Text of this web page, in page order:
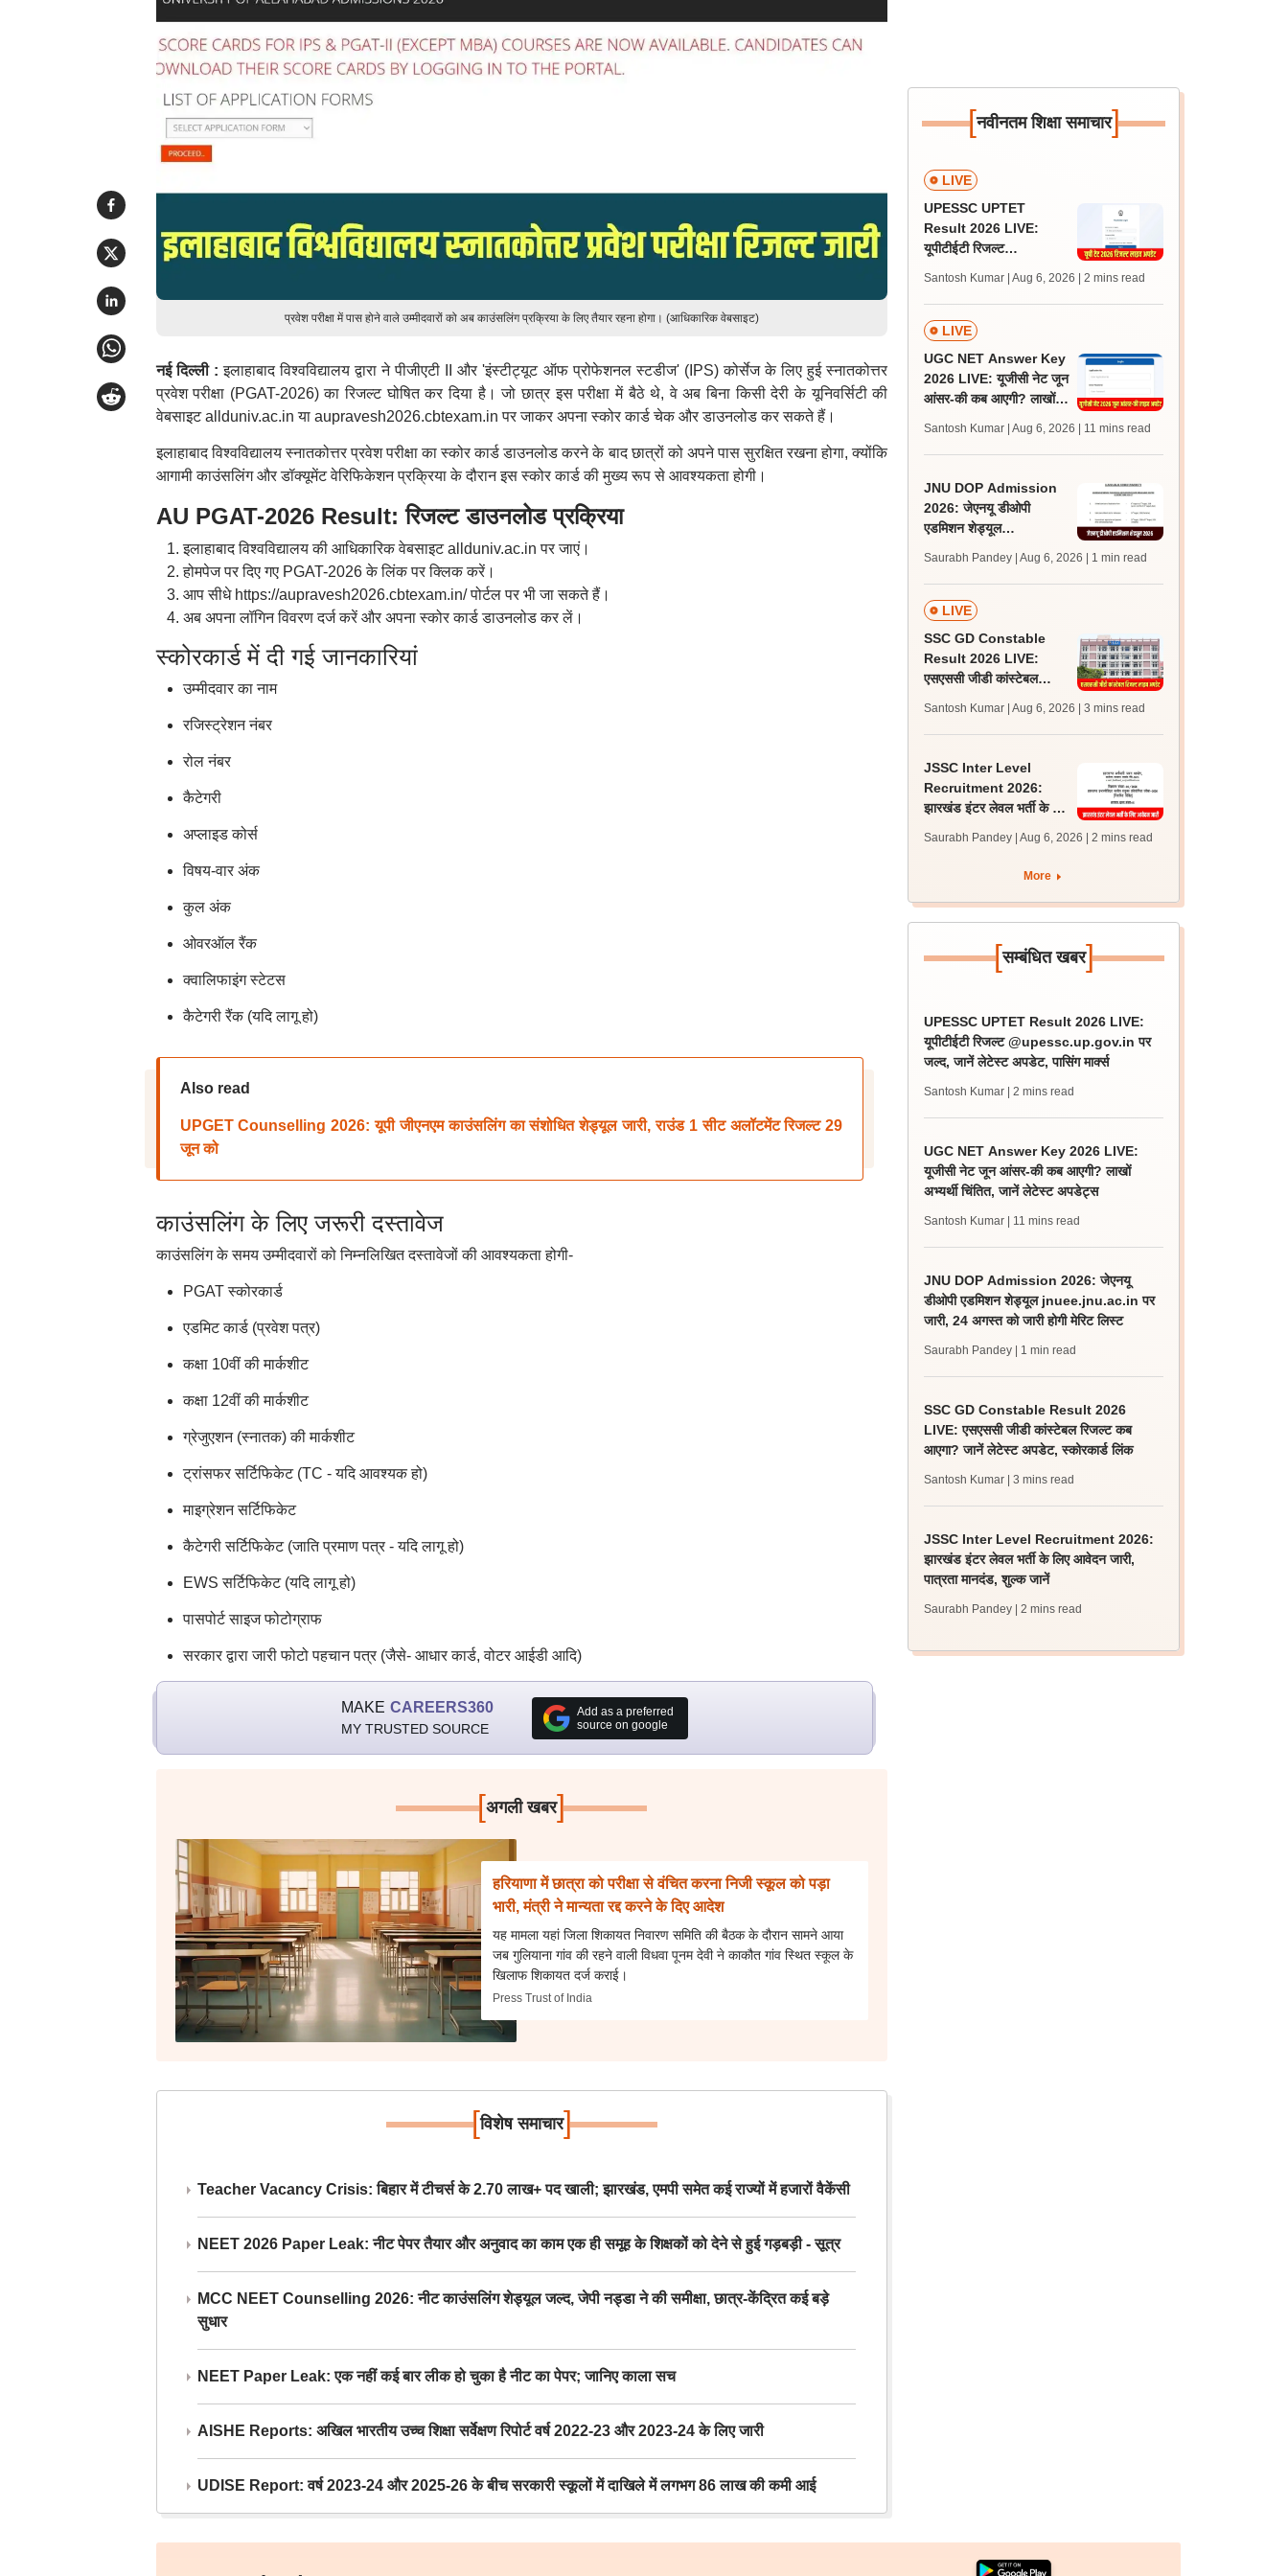
प्रवेश परीक्षा में पास होने वाले उम्मीदवारों को अब काउंसलिंग प्रक्रिया के लिए तैयार रहना होगा। (आधिकारिक वेबसाइट)
नई दिल्ली :इलाहाबाद विश्वविद्यालय द्वारा ने पीजीएटी II और 'इंस्टीट्यूट ऑफ प्रोफेशनल स्टडीज' (IPS) कोर्सेज के लिए हुई स्नातकोत्तर
प्रवेश परीक्षा (PGAT-2026) का रिजल्ट घोषित कर दिया है। जो छात्र इस परीक्षा में बैठे थे, वे अब बिना किसी देरी के यूनिवर्सिटी की
वेबसाइट allduniv.ac.in या aupravesh2026.cbtexam.in पर जाकर अपना स्कोर कार्ड चेक और डाउनलोड कर सकते हैं।
इलाहाबाद विश्वविद्यालय स्नातकोत्तर प्रवेश परीक्षा का स्कोर कार्ड डाउनलोड करने के बाद छात्रों को अपने पास सुरक्षित रखना होगा, क्योंकि
आगामी काउंसलिंग और डॉक्यूमेंट वेरिफिकेशन प्रक्रिया के दौरान इस स्कोर कार्ड की मुख्य रूप से आवश्यकता होगी।
AU PGAT-2026 Result: रिजल्ट डाउनलोड प्रक्रिया
इलाहाबाद विश्वविद्यालय की आधिकारिक वेबसाइट allduniv.ac.in पर जाएं।
होमपेज पर दिए गए PGAT-2026 के लिंक पर क्लिक करें।
आप सीधे https://aupravesh2026.cbtexam.in/ पोर्टल पर भी जा सकते हैं।
अब अपना लॉगिन विवरण दर्ज करें और अपना स्कोर कार्ड डाउनलोड कर लें।
स्कोरकार्ड में दी गई जानकारियां
उम्मीदवार का नाम
रजिस्ट्रेशन नंबर
रोल नंबर
कैटेगरी
अप्लाइड कोर्स
विषय-वार अंक
कुल अंक
ओवरऑल रैंक
क्वालिफाइंग स्टेटस
कैटेगरी रैंक (यदि लागू हो)
Also read
UPGET Counselling 2026: यूपी जीएनएम काउंसलिंग का संशोधित शेड्यूल जारी, राउंड 1 सीट अलॉटमेंट रिजल्ट 29
जून को
काउंसलिंग के लिए जरूरी दस्तावेज
काउंसलिंग के समय उम्मीदवारों को निम्नलिखित दस्तावेजों की आवश्यकता होगी-
PGAT स्कोरकार्ड
एडमिट कार्ड (प्रवेश पत्र)
कक्षा 10वीं की मार्कशीट
कक्षा 12वीं की मार्कशीट
ग्रेजुएशन (स्नातक) की मार्कशीट
ट्रांसफर सर्टिफिकेट (TC - यदि आवश्यक हो)
माइग्रेशन सर्टिफिकेट
कैटेगरी सर्टिफिकेट (जाति प्रमाण पत्र - यदि लागू हो)
EWS सर्टिफिकेट (यदि लागू हो)
पासपोर्ट साइज फोटोग्राफ
सरकार द्वारा जारी फोटो पहचान पत्र (जैसे- आधार कार्ड, वोटर आईडी आदि)
MAKE CAREERS360
MY TRUSTED SOURCE
Add as a preferred
source on google
[अगली खबर]
हरियाणा में छात्रा को परीक्षा से वंचित करना निजी स्कूल को पड़ा
भारी, मंत्री ने मान्यता रद्द करने के दिए आदेश
यह मामला यहां जिला शिकायत निवारण समिति की बैठक के दौरान सामने आया
जब गुलियाना गांव की रहने वाली विधवा पूनम देवी ने काकौत गांव स्थित स्कूल के
खिलाफ शिकायत दर्ज कराई।
Press Trust of India
[विशेष समाचार]
Teacher Vacancy Crisis: बिहार में टीचर्स के 2.70 लाख+ पद खाली; झारखंड, एमपी समेत कई राज्यों में हजारों वैकेंसी
NEET 2026 Paper Leak: नीट पेपर तैयार और अनुवाद का काम एक ही समूह के शिक्षकों को देने से हुई गड़बड़ी - सूत्र
MCC NEET Counselling 2026: नीट काउंसलिंग शेड्यूल जल्द, जेपी नड्डा ने की समीक्षा, छात्र-केंद्रित कई बड़े
सुधार
NEET Paper Leak: एक नहीं कई बार लीक हो चुका है नीट का पेपर; जानिए काला सच
AISHE Reports: अखिल भारतीय उच्च शिक्षा सर्वेक्षण रिपोर्ट वर्ष 2022-23 और 2023-24 के लिए जारी
UDISE Report: वर्ष 2023-24 और 2025-26 के बीच सरकारी स्कूलों में दाखिले में लगभग 86 लाख की कमी आई
[नवीनतम शिक्षा समाचार]
LIVE
UPESSC UPTET
Result 2026 LIVE:
यूपीटीईटी रिजल्ट
जल्द, जानें लेटेस्ट अपडेट,
पासिंग मार्क्स
Santosh Kumar | Aug 6, 2026 | 2 mins read
LIVE
UGC NET Answer Key
2026 LIVE: यूजीसी नेट जून
आंसर-की कब आएगी? लाखों
Santosh Kumar | Aug 6, 2026 | 11 mins read
JNU DOP Admission
2026: जेएनयू डीओपी
एडमिशन शेड्यूल
24 अगस्त को जारी होगी मेरिट
लिस्ट
Saurabh Pandey | Aug 6, 2026 | 1 min read
LIVE
SSC GD Constable
Result 2026 LIVE:
एसएससी जीडी कांस्टेबल
लेटेस्ट अपडेट, स्कोरकार्ड लिंक
Santosh Kumar | Aug 6, 2026 | 3 mins read
JSSC Inter Level
Recruitment 2026:
झारखंड इंटर लेवल भर्ती के लिए
Saurabh Pandey | Aug 6, 2026 | 2 mins read
More
[सम्बंधित खबर]
UPESSC UPTET Result 2026 LIVE:
यूपीटीईटी रिजल्ट @upessc.up.gov.in पर
जल्द, जानें लेटेस्ट अपडेट, पासिंग मार्क्स
Santosh Kumar | 2 mins read
UGC NET Answer Key 2026 LIVE:
यूजीसी नेट जून आंसर-की कब आएगी? लाखों
अभ्यर्थी चिंतित, जानें लेटेस्ट अपडेट्स
Santosh Kumar | 11 mins read
JNU DOP Admission 2026: जेएनयू
डीओपी एडमिशन शेड्यूल jnuee.jnu.ac.in पर
जारी, 24 अगस्त को जारी होगी मेरिट लिस्ट
Saurabh Pandey | 1 min read
SSC GD Constable Result 2026
LIVE: एसएससी जीडी कांस्टेबल रिजल्ट कब
आएगा? जानें लेटेस्ट अपडेट, स्कोरकार्ड लिंक
Santosh Kumar | 3 mins read
JSSC Inter Level Recruitment 2026:
झारखंड इंटर लेवल भर्ती के लिए आवेदन जारी,
पात्रता मानदंड, शुल्क जानें
Saurabh Pandey | 2 mins read